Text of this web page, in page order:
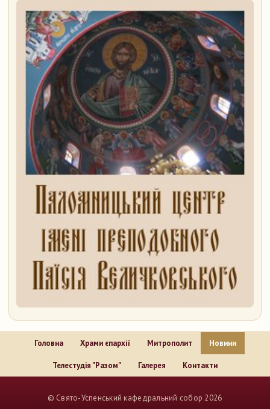
Головна Храми єпархії Митрополит Новини
Телестудія "Разом" Галерея Контакти
© Свято-Успенський кафедральний собор 2026